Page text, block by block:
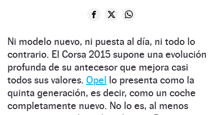
Ni modelo nuevo, ni puesta al día, ni todo lo
contrario. El Corsa 2015 supone una evolución
profunda de su antecesor que mejora casi
todos sus valores. Opel lo presenta como la
quinta generación, es decir, como un coche
completamente nuevo. No lo es, al menos